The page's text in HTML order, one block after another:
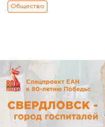
Общество